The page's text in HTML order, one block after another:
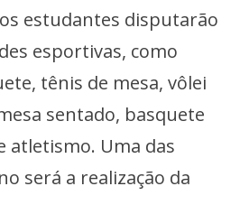
estudantes disputarão
esportivas, como
tênis de mesa, vôlei
sentado, basquete
atletismo. Uma das
será a realização da